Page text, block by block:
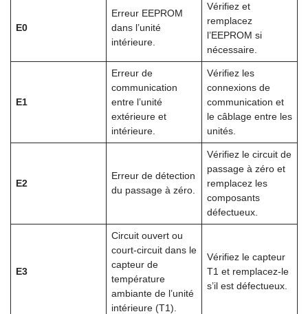
E0
Erreur EEPROM
dans l’unité
intérieure.
Vérifiez et
remplacez
l’EEPROM si
nécessaire.
E1
Erreur de
communication
entre l’unité
extérieure et
intérieure.
Vérifiez les
connexions de
communication et
le câblage entre les
unités.
E2
Erreur de détection
du passage à zéro.
Vérifiez le circuit de
passage à zéro et
remplacez les
composants
défectueux.
E3
Circuit ouvert ou
court-circuit dans le
capteur de
température
ambiante de l’unité
intérieure (T1).
Vérifiez le capteur
T1 et remplacez-le
s’il est défectueux.